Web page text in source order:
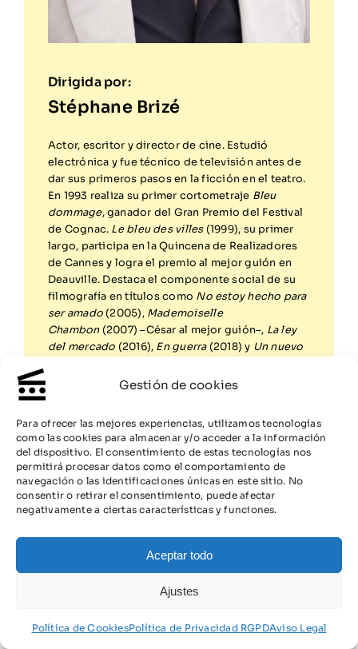
Gestión de cookies
Para ofrecer las mejores experiencias, utilizamos tecnologías
como las cookies para almacenar y/o acceder a la información
del dispositivo. El consentimiento de estas tecnologías nos
permitirá procesar datos como el comportamiento de
navegación o las identificaciones únicas en este sitio. No
consentir o retirar el consentimiento, puede afectar
negativamente a ciertas características y funciones.
Aceptar todo
Ajustes
Política de CookiesPolítica de Privacidad RGPDAviso Legal
Stéphane Brizé
Actor, escritor y director de cine. Estudió
electrónica y fue técnico de televisión antes de
dar sus primeros pasos en la ficción en el teatro.
En 1993 realiza su primer cortometraje Bleu
dommage, ganador del Gran Premio del Festival
de Cognac. Le bleu des villes(1999), su primer
largo, participa en la Quincena de Realizadores
de Cannes y logra el premio al mejor guión en
Deauville. Destaca el componente social de su
filmografía en títulos como No estoy hecho para
ser amado (2005), Mademoiselle
Chambon(2007) –César al mejor guión–, La ley
del mercado (2016), En guerra(2018) y Un nuevo
El jardín de Jeanette(2017).
La globalización de las empresas
Margen de maniobra de los directivos
El valor de la palabra dada
Negociaciones empresa-trabajadores